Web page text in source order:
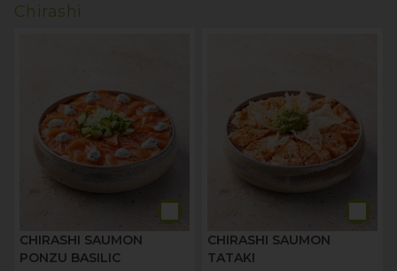
Chirashi
CHIRASHI SAUMON
PONZU BASILIC
CHIRASHI SAUMON
TATAKI